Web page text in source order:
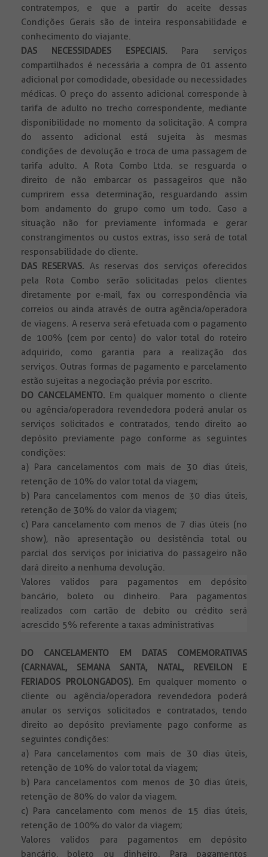
contratempos, e que a partir do aceite dessas
Condições Gerais são de inteira responsabilidade e
conhecimento do viajante.
DAS NECESSIDADES ESPECIAIS. Para serviços
compartilhados é necessária a compra de 01 assento
adicional por comodidade, obesidade ou necessidades
médicas. O preço do assento adicional corresponde à
tarifa de adulto no trecho correspondente, mediante
disponibilidade no momento da solicitação. A compra
do assento adicional está sujeita às mesmas
condições de devolução e troca de uma passagem de
tarifa adulto. A Rota Combo Ltda. se resguarda o
direito de não embarcar os passageiros que não
cumprirem essa determinação, resguardando assim
bom andamento do grupo como um todo. Caso a
situação não for previamente informada e gerar
constrangimentos ou custos extras, isso será de total
responsabilidade do cliente.
DAS RESERVAS. As reservas dos serviços oferecidos
pela Rota Combo serão solicitadas pelos clientes
diretamente por e-mail, fax ou correspondência via
correios ou ainda através de outra agência/operadora
de viagens. A reserva será efetuada com o pagamento
de 100% (cem por cento) do valor total do roteiro
adquirido, como garantia para a realização dos
serviços. Outras formas de pagamento e parcelamento
estão sujeitas a negociação prévia por escrito.
DO CANCELAMENTO. Em qualquer momento o cliente
ou agência/operadora revendedora poderá anular os
serviços solicitados e contratados, tendo direito ao
depósito previamente pago conforme as seguintes
condições:
a) Para cancelamentos com mais de 30 dias úteis,
retenção de 10% do valor total da viagem;
b) Para cancelamentos com menos de 30 dias úteis,
retenção de 30% do valor da viagem;
c) Para cancelamento com menos de 7 dias úteis (no
show), não apresentação ou desistência total ou
parcial dos serviços por iniciativa do passageiro não
dará direito a nenhuma devolução.
Valores validos para pagamentos em depósito
bancário, boleto ou dinheiro. Para pagamentos
realizados com cartão de debito ou crédito será
acrescido 5% referente a taxas administrativas
DO CANCELAMENTO EM DATAS COMEMORATIVAS
(CARNAVAL, SEMANA SANTA, NATAL, REVEILON E
FERIADOS PROLONGADOS). Em qualquer momento o
cliente ou agência/operadora revendedora poderá
anular os serviços solicitados e contratados, tendo
direito ao depósito previamente pago conforme as
seguintes condições:
a) Para cancelamentos com mais de 30 dias úteis,
retenção de 10% do valor total da viagem;
b) Para cancelamentos com menos de 30 dias úteis,
retenção de 80% do valor da viagem.
c) Para cancelamento com menos de 15 dias úteis,
retenção de 100% do valor da viagem;
Valores validos para pagamentos em depósito
bancário, boleto ou dinheiro. Para pagamentos